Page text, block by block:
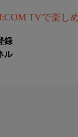
TVで楽し
録
ル